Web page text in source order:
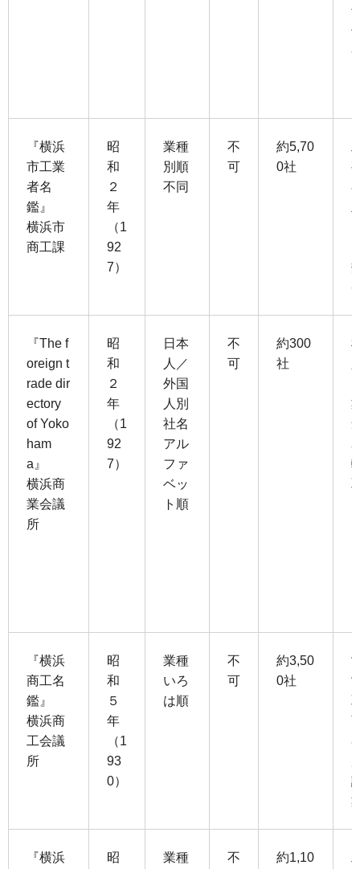
『横浜
市工業
者名
鑑』
横浜市
商工課
昭
和
２
年
（1
92
7）
業種
別順
不同
不
可
約5,70
0社
『The f
oreign t
rade dir
ectory
of Yoko
ham
a』
横浜商
業会議
所
昭
和
２
年
（1
92
7）
日本
人／
外国
人別
社名
アル
ファ
ベッ
ト順
不
可
約300
社
『横浜
商工名
鑑』
横浜商
工会議
所
昭
和
５
年
（1
93
0）
業種
いろ
は順
不
可
約3,50
0社
『横浜
昭
業種
不
約1,10